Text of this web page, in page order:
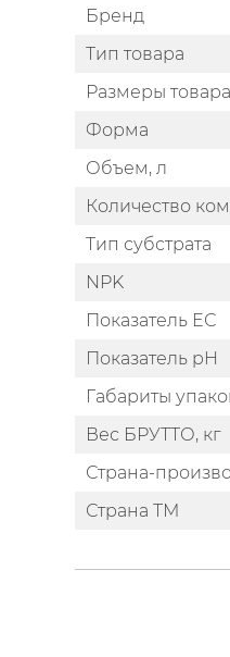
Бренд
Тип товара
Размеры
Форма
Объем, л
Количество
Тип субстрата
NPK
Показатель EС
Показатель pH
Габариты
Вес БРУТТО, кг
Страна-
Страна ТМ